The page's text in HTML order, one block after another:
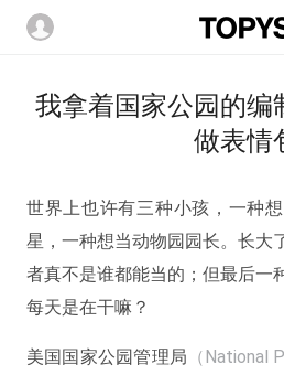
我拿着国家公园的编
做表情
世界上也许有三种小孩，一种
星，一种想当动物园园长。长大
者真不是谁都能当的；但最后一
每天是在干嘛？
美国国家公园管理局 （National